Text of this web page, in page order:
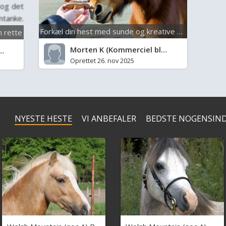
det
rette
Forkæl din hest med sunde og kreative godbidder
Morten K (Kommerciel blogger)
Oprettet 26. nov 2025
NYESTE HESTE VI ANBEFALER BEDSTE